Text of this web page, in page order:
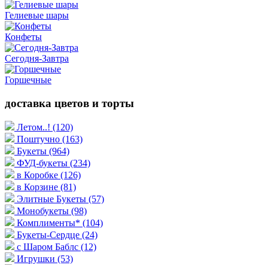
Гелиевые шары
Конфеты
Сегодня-Завтра
Горшечные
доставка цветов и торты
Летом..! (120)
Поштучно (163)
Букеты (964)
ФУД-букеты (234)
в Коробке (126)
в Корзине (81)
Элитные Букеты (57)
Монобукеты (98)
Комплименты* (104)
Букеты-Сердце (24)
с Шаром Баблс (12)
Игрушки (53)